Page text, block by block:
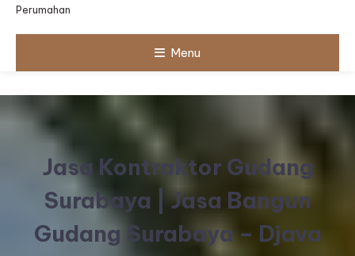
Perumahan
Menu
Jasa Kontraktor Gudang
Surabaya | Jasa Bangun
Gudang Surabaya – Djava